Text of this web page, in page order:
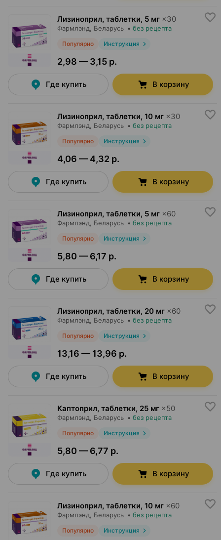
Лизиноприл, таблетки, 5 мг ×30
Фармлэнд , Беларусь • без рецепта
Популярно Инструкция
2,98 — 3,15 р.
Где купить В корзину
Лизиноприл, таблетки, 10 мг ×30
Фармлэнд , Беларусь • без рецепта
Популярно Инструкция
4,06 — 4,32 р.
Где купить В корзину
Лизиноприл, таблетки, 5 мг ×60
Фармлэнд , Беларусь • без рецепта
Популярно Инструкция
5,80 — 6,17 р.
Где купить В корзину
Лизиноприл, таблетки, 20 мг ×60
Фармлэнд , Беларусь • без рецепта
Популярно Инструкция
13,16 — 13,96 р.
Где купить В корзину
Каптоприл, таблетки, 25 мг ×50
Фармлэнд , Беларусь • без рецепта
Популярно Инструкция
5,80 — 6,77 р.
Где купить В корзину
Лизиноприл, таблетки, 10 мг ×60
Фармлэнд , Беларусь • без рецепта
Популярно Инструкция